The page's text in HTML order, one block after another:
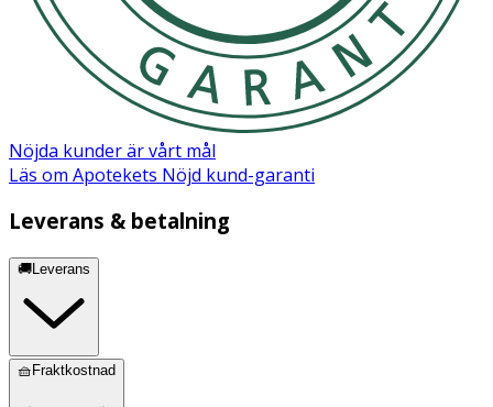
Nöjda kunder är vårt mål
Läs om Apotekets Nöjd kund-garanti
Leverans & betalning
🚚Leverans
🧺Fraktkostnad